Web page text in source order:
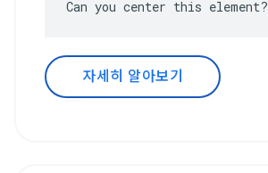
Can you center this element?
자세히 알아보기